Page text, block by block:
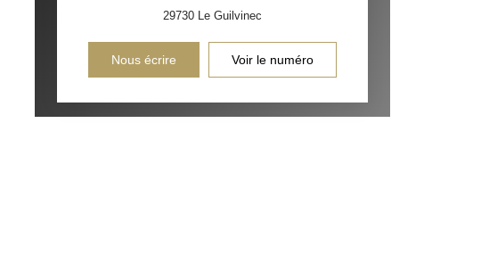
29730 Le Guilvinec
Nous écrire Voir le numéro